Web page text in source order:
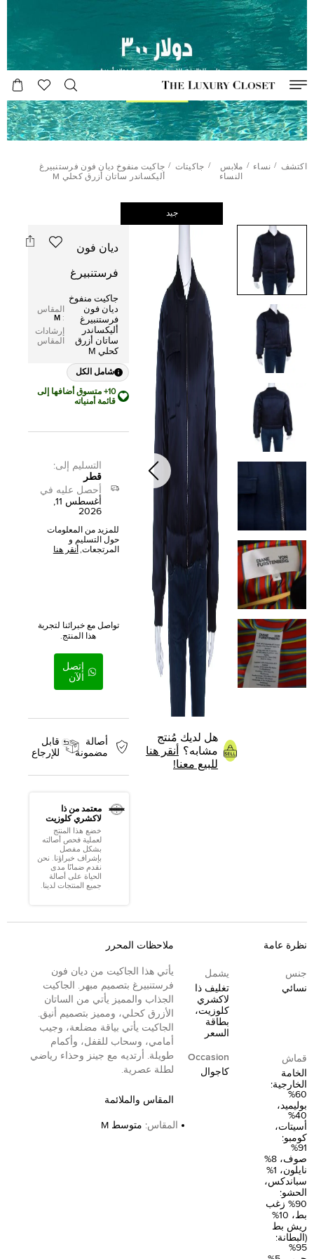
اكتشف / نساء / ملابس
النساء
/ جاكيتات / جاكيت منفوخ ديان فون فرستنبيرغ
أليكساندر ساتان أزرق كحلي M
جيد
هل لديك مُنتج
مشابه؟
أنقر هنا
للبيع معنا!
ديان فون
فرستنبيرغ
جاكيت منفوخ
ديان فون
فرستنبيرغ
أليكساندر
ساتان أزرق
كحلي M
المقاس
:
M
إرشادات
المقاس
شامل الكل
10+ متسوق أضافها إلى
قائمة أمنياته
التسليم إلى:
قطر
أحصل عليه في
أغسطس 11,
2026
للمزيد من المعلومات
حول التسليم و
المرتجعات, أنقر هنا
تواصل مع خبرائنا لتجربة
هذا المنتج.
إتصل
الآن
أصالة
مضمونة
قابل
للإرجاع
معتمد من ذا
لاكشري كلوزيت
خضع هذا المنتج
لعملية فحص أصالته
بشكل مفصل
بإشراف خبراؤنا. نحن
نقدم ضمانًا مدى
الحياة على أصالة
جميع المنتجات لدينا.
نظرة عامة
جنس
نسائي
يشمل
تغليف ذا
لاكشري
كلوزيت،
بطاقة
السعر
قماش
الخامة
الخارجية:
60%
بوليميد،
40%
أسيتات،
كومبو:
91%
صوف، 8%
نايلون، 1%
سباندكس،
الحشو:
90% زغب
بط، 10%
ريش بط
(البطانة:
95%
Occasion
كاجوال
ملاحظات المحرر
يأتي هذا الجاكيت من ديان فون
فرستنبيرغ بتصميم مبهر. الجاكيت
الجذاب والمميز يأتي من الساتان
الأزرق كحلي، ومميز بتصميم أنيق.
الجاكيت يأتي بياقة مضلعة، وجيب
أمامي، وسحاب للقفل، وأكمام
طويلة. أرتديه مع جينز وحذاء رياضي
لطلة عصرية.
المقاس والملائمة
المقاس: متوسط M